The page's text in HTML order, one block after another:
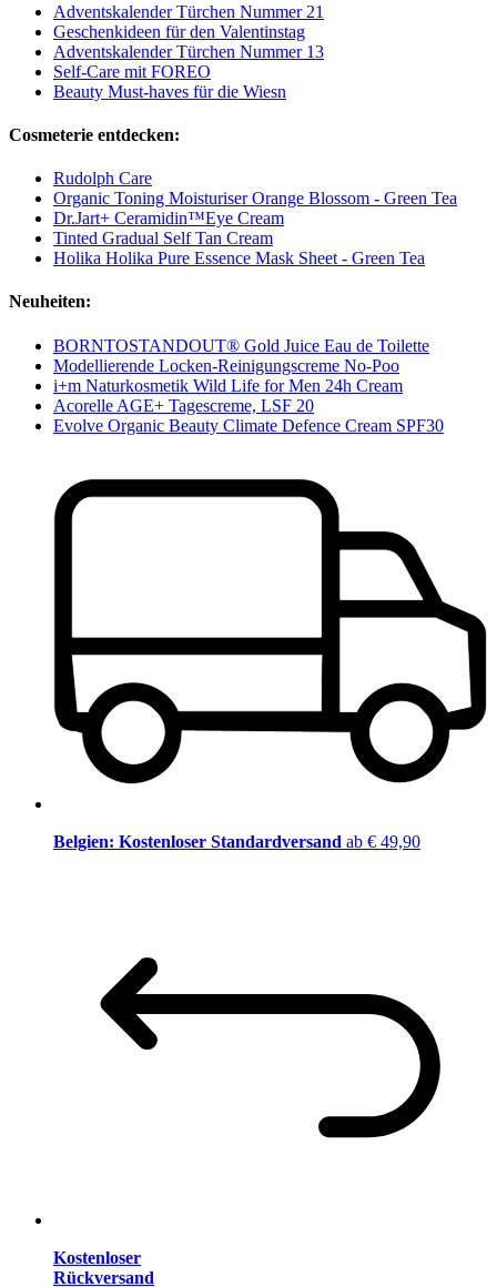
Adventskalender Türchen Nummer 21
Geschenkideen für den Valentinstag
Adventskalender Türchen Nummer 13
Self-Care mit FOREO
Beauty Must-haves für die Wiesn
Cosmeterie entdecken:
Rudolph Care
Organic Toning Moisturiser Orange Blossom - Green Tea
Dr.Jart+ Ceramidin™Eye Cream
Tinted Gradual Self Tan Cream
Holika Holika Pure Essence Mask Sheet - Green Tea
Neuheiten:
BORNTOSTANDOUT® Gold Juice Eau de Toilette
Modellierende Locken-Reinigungscreme No-Poo
i+m Naturkosmetik Wild Life for Men 24h Cream
Acorelle AGE+ Tagescreme, LSF 20
Evolve Organic Beauty Climate Defence Cream SPF30
Belgien: Kostenloser Standardversand ab € 49,90
Kostenloser
Rückversand